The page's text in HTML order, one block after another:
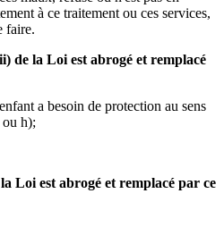
à ce traitement ou ces services,
faire.
de la Loi est abrogé et remplacé
a besoin de protection au sens
h);
Loi est abrogé et remplacé par ce